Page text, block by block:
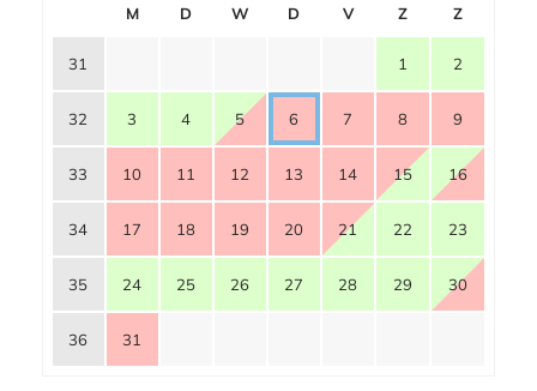
M D W D V Z Z
31 1 2
32 3 4 5 6 7 8 9
33 10 11 12 13 14 15 16
34 17 18 19 20 21 22 23
35 24 25 26 27 28 29 30
36 31